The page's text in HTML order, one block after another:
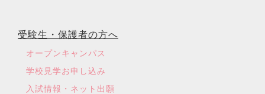
受験生・保護者の方へ
オープンキャンパス
学校見学お申し込み
入試情報・ネット出願